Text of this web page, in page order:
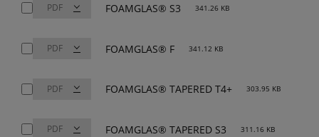
FOAMGLAS® S3 341.26 KB
FOAMGLAS® F 341.12 KB
FOAMGLAS® TAPERED T4+ 303.95 KB
FOAMGLAS® TAPERED S3 311.16 KB